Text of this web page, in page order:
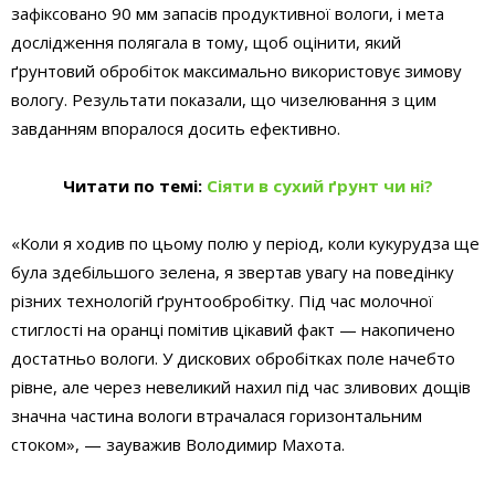
зафіксовано 90 мм запасів продуктивної вологи, і мета
дослідження полягала в тому, щоб оцінити, який
ґрунтовий обробіток максимально використовує зимову
вологу. Результати показали, що чизелювання з цим
завданням впоралося досить ефективно.
Читати по темі: Сіяти в сухий ґрунт чи ні?
«Коли я ходив по цьому полю у період, коли кукурудза ще
була здебільшого зелена, я звертав увагу на поведінку
різних технологій ґрунтообробітку. Під час молочної
стиглості на оранці помітив цікавий факт — накопичено
достатньо вологи. У дискових обробітках поле начебто
рівне, але через невеликий нахил під час зливових дощів
значна частина вологи втрачалася горизонтальним
стоком», — зауважив Володимир Махота.